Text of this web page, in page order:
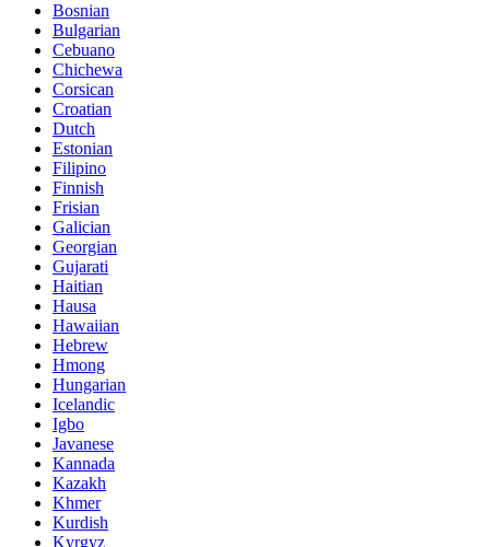
Bosnian
Bulgarian
Cebuano
Chichewa
Corsican
Croatian
Dutch
Estonian
Filipino
Finnish
Frisian
Galician
Georgian
Gujarati
Haitian
Hausa
Hawaiian
Hebrew
Hmong
Hungarian
Icelandic
Igbo
Javanese
Kannada
Kazakh
Khmer
Kurdish
Kyrgyz